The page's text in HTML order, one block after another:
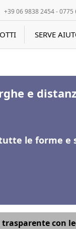
+39 06 9838 2454 - 0775
SERVE
e
le forme e
trasparente con